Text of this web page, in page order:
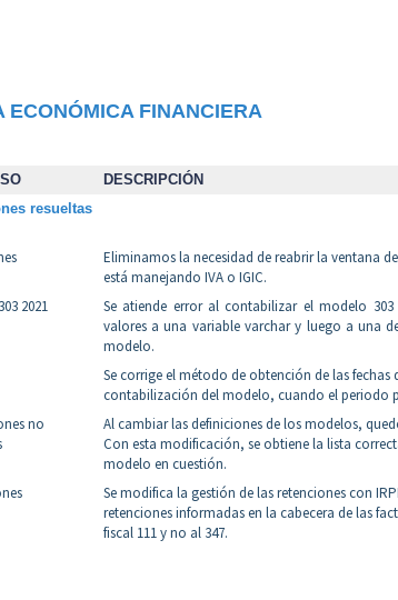
ECONÓMICA FINANCIERA
DESCRIPCIÓN
resueltas
Eliminamos la necesidad de reabrir la ventana
está manejando IVA o IGIC.
2021
Se atiende error al contabilizar el modelo
valores a una variable varchar y luego a una
modelo.
Se corrige el método de obtención de las
contabilización del modelo, cuando el periodo
no
Al cambiar las definiciones de los modelos,
Con esta modificación, se obtiene la lista
modelo en cuestión.
Se modifica la gestión de las retenciones con
retenciones informadas en la cabecera de las
fiscal 111 y no al 347.